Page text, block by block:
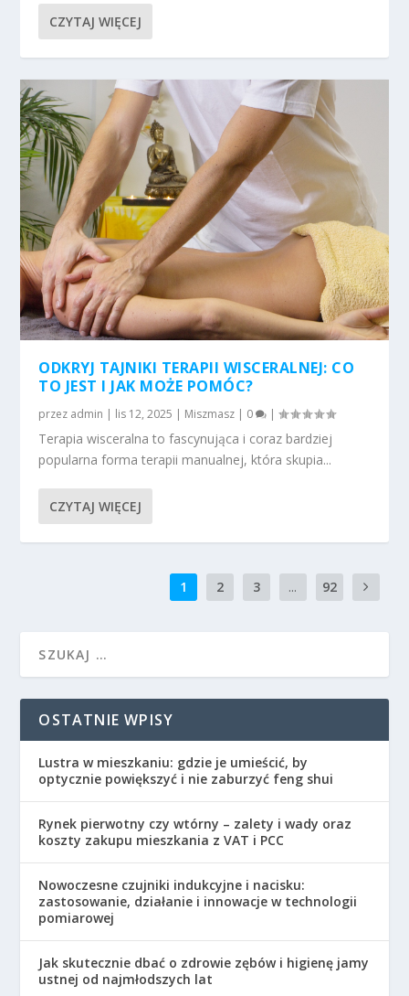
CZYTAJ WIĘCEJ
ODKRYJ TAJNIKI TERAPII WISCERALNEJ: CO
TO JEST I JAK MOŻE POMÓC?
przez admin | lis 12, 2025 | Miszmasz | 0 |
Terapia wisceralna to fascynująca i coraz bardziej
popularna forma terapii manualnej, która skupia...
CZYTAJ WIĘCEJ
1 2 3 ... 92
OSTATNIE WPISY
Lustra w mieszkaniu: gdzie je umieścić, by
optycznie powiększyć i nie zaburzyć feng shui
Rynek pierwotny czy wtórny – zalety i wady oraz
koszty zakupu mieszkania z VAT i PCC
Nowoczesne czujniki indukcyjne i nacisku:
zastosowanie, działanie i innowacje w technologii
pomiarowej
Jak skutecznie dbać o zdrowie zębów i higienę jamy
ustnej od najmłodszych lat